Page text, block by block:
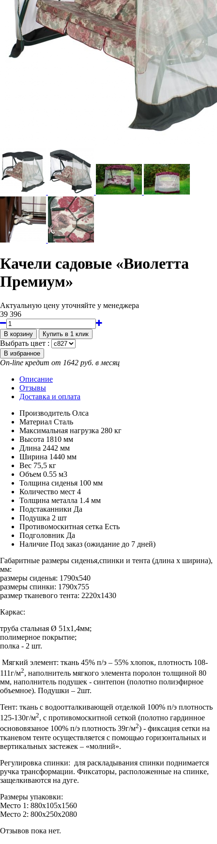
Качели садовые «Виолетта
Премиум»
Актуальную цену уточняйте у менеджера
39 396
Выбрать цвет :
On-line кредит от 1642 руб. в месяц
Описание
Отзывы
Доставка и оплата
Производитель Олса
Материал Сталь
Максимальная нагрузка 280 кг
Высота 1810 мм
Длина 2442 мм
Ширина 1440 мм
Вес 75,5 кг
Объем 0.55 м3
Толщина сиденья 100 мм
Количество мест 4
Толщина металла 1.4 мм
Подстаканники Да
Подушка 2 шт
Противомоскитная сетка Есть
Подголовник Да
Наличие Под заказ (ожидание до 7 дней)
Габаритные размеры сиденья,спинки и тента (длина х ширина),
мм:
размеры сиденья: 1790х540
размеры спинки: 1790х755
размер тканевого тента: 2220х1430
Каркас:
труба стальная Ø 51х1,4мм;
полимерное покрытие;
полка - 2 шт.
Мягкий элемент: ткань 45% п/э – 55% хлопок, плотность 108-
111г/м2, наполнитель мягкого элемента поролон толщиной 80
мм, наполнитель подушек - синтепон (полотно полиэфирное
объемное). Подушки – 2шт.
Тент: ткань с водоотталкивающей отделкой 100% п/э плотность
125-130г/м2, с противомоскитной сеткой (полотно гардинное
основовязаное 100% п/э плотность 39г/м2) - фиксация сетки на
тканевом тенте осуществляется с помощью горизонтальных и
вертикальных застежек – «молний».
Регулировка спинки: для раскладывания спинки поднимается
ручка трансформации. Фиксаторы, расположенные на спинке,
защелкиваются на дуге.
Размеры упаковки:
Место 1: 880х105х1560
Место 2: 800х250х2080
Отзывов пока нет.